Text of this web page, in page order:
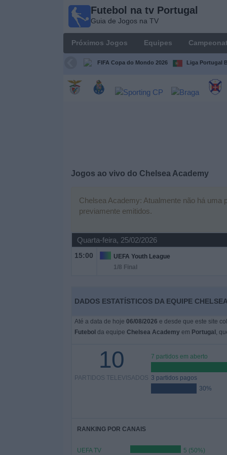
Futebol na tv Portugal
Guia de Jogos na TV
Próximos Jogos Equipes
FIFA Copa do Mondo 2026 Liga Portugal
Jogos ao vivo do Chelsea Academy
Chelsea Academy: Atualmente não há uma
previamente emitidos.
Quarta-feira, 25/02/2026
15:00
UEFA Youth League
1/8 Final
DADOS ESTATÍSTICOS DA EQUIPE
Até a data de hoje 06/08/2026 e desde que este site
Futebol da equipe Chelsea Academyem Portugal ,
10
PARTIDOS TELEVISADOS
7 partidos em aberto
3 partidos pagos
30%
RANKING POR CANAIS
UEFA TV
5 (50%)
Portugal
Jogos na TV